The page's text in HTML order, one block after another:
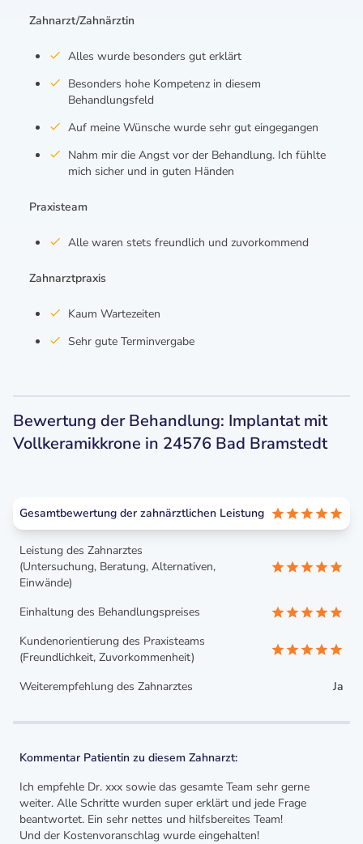
Zahnarzt/Zahnärztin
Alles wurde besonders gut erklärt
Besonders hohe Kompetenz in diesem
Behandlungsfeld
Auf meine Wünsche wurde sehr gut eingegangen
Nahm mir die Angst vor der Behandlung. Ich fühlte
mich sicher und in guten Händen
Praxisteam
Alle waren stets freundlich und zuvorkommend
Zahnarztpraxis
Kaum Wartezeiten
Sehr gute Terminvergabe
Bewertung der Behandlung: Implantat mit
Vollkeramikkrone in 24576 Bad Bramstedt
Gesamtbewertung der zahnärztlichen Leistung
Leistung des Zahnarztes
(Untersuchung, Beratung, Alternativen,
Einwände)
Einhaltung des Behandlungspreises
Kundenorientierung des Praxisteams
(Freundlichkeit, Zuvorkommenheit)
Weiterempfehlung des Zahnarztes
Ja
Kommentar Patientin zu diesem Zahnarzt:
Ich empfehle Dr. xxx sowie das gesamte Team sehr gerne
weiter. Alle Schritte wurden super erklärt und jede Frage
beantwortet. Ein sehr nettes und hilfsbereites Team!
Und der Kostenvoranschlag wurde eingehalten!